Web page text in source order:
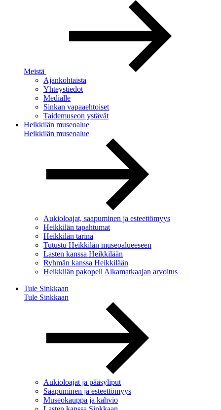
Meistä
Ajankohtaista
Yhteystiedot
Medialle
Sinkan vapaaehtoiset
Taidemuseon ystävät
Heikkilän museoalue
Heikkilän museoalue
Aukioloajat, saapuminen ja esteettömyys
Heikkilän tapahtumat
Heikkilän tarina
Tutustu Heikkilän museoalueeseen
Lasten kanssa Heikkilään
Ryhmän kanssa Heikkilään
Heikkilän pakopeli Aikamatkaajan arvoitus
Tule Sinkkaan
Tule Sinkkaan
Aukioloajat ja pääsyliput
Saapuminen ja esteettömyys
Museokauppa ja kahvio